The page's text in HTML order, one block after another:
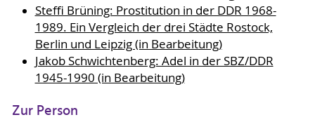
Steffi Brüning: Prostitution in der DDR 1968-
1989. Ein Vergleich der drei Städte Rostock,
Berlin und Leipzig (in Bearbeitung)
Jakob Schwichtenberg: Adel in der SBZ/DDR
1945-1990 (in Bearbeitung)
Zur Person